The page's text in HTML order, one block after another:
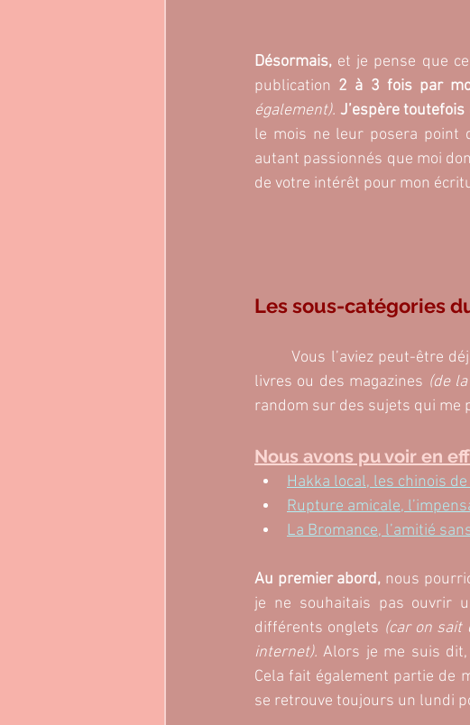
Désormais, et je pense que
publication 2 à 3 fois par
également). J’espère toutefois
le mois ne leur posera point
autant passionnés que moi
de votre intérêt pour mon
Les sous-catégories
Vous l’aviez peut-être
livres ou des magazines (de
random sur des sujets qui me
Nous avons pu voir en
Hakka local, les chinois
Rupture amicale,
La Bromance, l’amitié
Au premier abord, nous
je ne souhaitais pas ouvrir
différents onglets (car on sait
internet). Alors je me suis
Cela fait également partie de
se retrouve toujours un lundi